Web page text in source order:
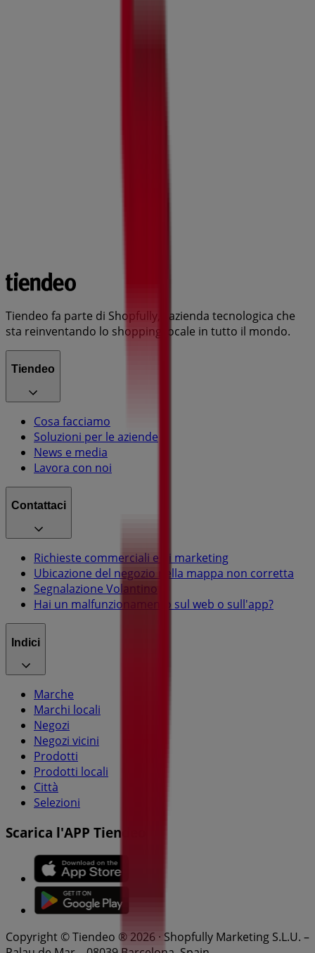
Tiendeo fa parte di Shopfully, l'azienda tecnologica che
sta reinventando lo shopping locale in tutto il mondo.
Tiendeo
Cosa facciamo
Soluzioni per le aziende
News e media
Lavora con noi
Contattaci
Richieste commerciali e di marketing
Ubicazione del negozio nella mappa non corretta
Segnalazione Volantino
Hai un malfunzionamento sul web o sull'app?
Indici
Marche
Marchi locali
Negozi
Negozi vicini
Prodotti
Prodotti locali
Città
Selezioni
Scarica l'APP Tiendeo
Copyright © Tiendeo ® 2026 · Shopfully Marketing S.L.U. –